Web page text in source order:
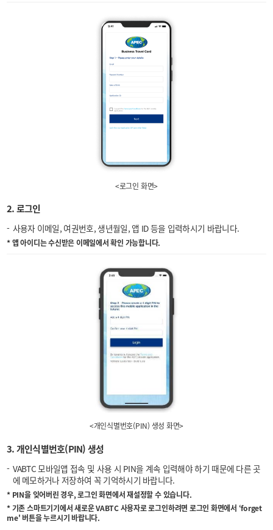
<로그인 화면>
2. 로그인
사용자 이메일, 여권번호, 생년월일, 앱 ID 등을 입력하시기 바랍니다.
* 앱 아이디는 수신받은 이메일에서 확인 가능합니다.
<개인식별번호(PIN) 생성 화면>
3. 개인식별번호(PIN) 생성
VABTC 모바일앱 접속 및 사용 시 PIN을 계속 입력해야 하기 때문에 다른 곳
에 메모하거나 저장하여 꼭 기억하시기 바랍니다.
* PIN을 잊어버린 경우, 로그인 화면에서 재설정할 수 있습니다.
* 기존 스마트기기에서 새로운 VABTC 사용자로 로그인하려면 로그인 화면에서 ‘forget
me' 버튼을 누르시기 바랍니다.